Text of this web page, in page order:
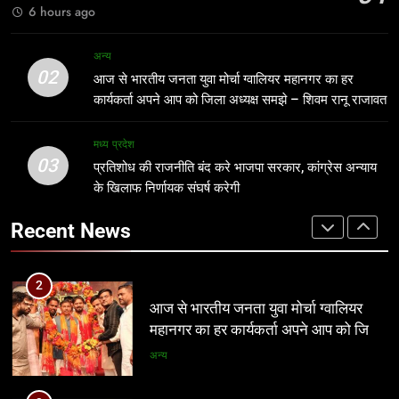
महानगर का हर कार्यकर्ता अपने आप को जिला
अध्यक्ष समझे – शिवम रानू राजावत
अन्य
3
प्रतिशोध की राजनीति बंद करे भाजपा
सरकार, कांग्रेस अन्याय के खिलाफ निर्णायक
की सहभागिता, डीडी नगर मॉडल विद्यालय रहा
प्रथम
अन्य
5
6 hours ago
02
अन्य
आज से भारतीय जनता युवा मोर्चा ग्वालियर महानगर का हर
कार्यकर्ता अपने आप को जिला अध्यक्ष समझे – शिवम रानू राजावत
03
मध्य प्रदेश
प्रतिशोध की राजनीति बंद करे भाजपा सरकार, कांग्रेस अन्याय
के खिलाफ निर्णायक संघर्ष करेगी
Recent News
आठवां वेतनमान अटका, एक करोड़ से ज्यादा
परिवारों की नजर सरकार पर
प्रमुख
2
आज से भारतीय जनता युवा मोर्चा ग्वालियर
महानगर का हर कार्यकर्ता अपने आप को जिला
अध्यक्ष समझे – शिवम रानू राजावत
3
प्रतिशोध की राजनीति बंद करे भाजपा
सरकार, कांग्रेस अन्याय के खिलाफ निर्णायक
संघर्ष करेगी
मध्य प्रदेश